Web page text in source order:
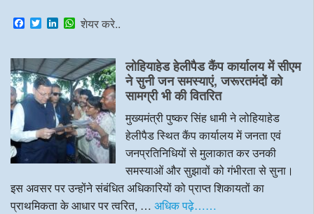
F
a
e
b
o
o
k
T
w
t
t
e
r
L
k
e
d
I
n
W
t
s
A
p
p
शेयर करे..
लोहियाहेड हेलीपैड कैंप कार्यालय में सीएम
ने सुनी जन समस्याएं, जरूरतमंदों को
सामग्री भी की वितरित
मुख्यमंत्री पुष्कर सिंह धामी ने लोहियाहेड
हेलीपैड स्थित कैंप कार्यालय में जनता एवं
जनप्रतिनिधियों से मुलाकात कर उनकी
समस्याओं और सुझावों को गंभीरता से सुना।
इस अवसर पर उन्होंने संबंधित अधिकारियों को प्राप्त शिकायतों का
प्राथमिकता के आधार पर त्वरित, … अधिक पढ़े……